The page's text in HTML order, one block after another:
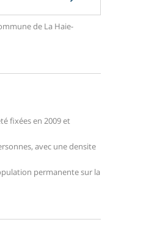
de La Haie-
fixées en 2009 et
avec une densite
permanente sur la